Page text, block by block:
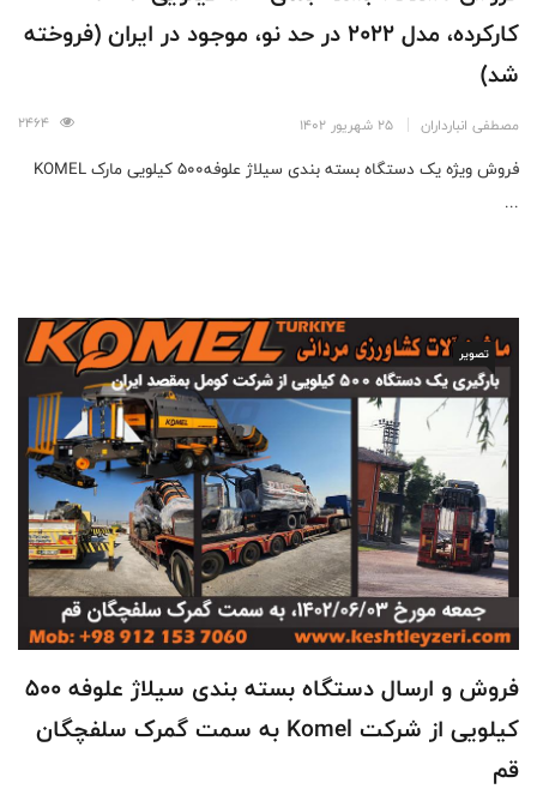
کارکرده، مدل 2022 در حد نو، موجود در ایران (فروخته
شد)
مصطفی انبارداران 25 شهریور 1402
فروش ویژه یک دستگاه بسته بندی سیلاژ علوفه۵۰۰ کیلویی مارک KOMEL
...
تصویر
فروش و ارسال دستگاه بسته بندی سیلاژ علوفه 500
کیلویی از شرکت Komel به سمت گمرک سلفچگان
قم